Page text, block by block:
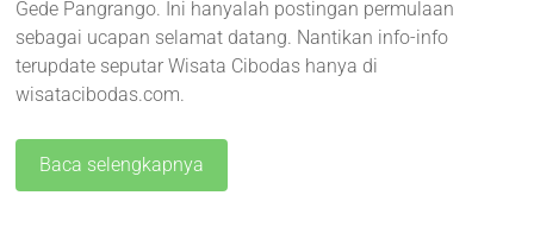
Gede Pangrango. Ini hanyalah postingan permulaan
sebagai ucapan selamat datang. Nantikan info-info
terupdate seputar Wisata Cibodas hanya di
wisatacibodas.com.
Baca selengkapnya